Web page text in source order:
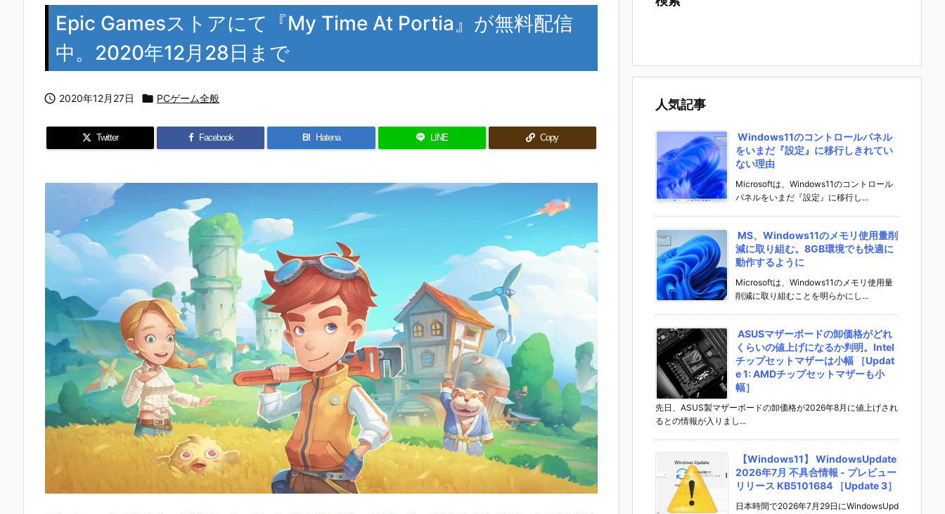
Epic Gamesストアにて『My Time At Portia』が無料配信
中。2020年12月28日まで
 2020年12月27日  PCゲーム全般
Twitter Facebook B! Hatena LINE Copy
人気記事
Windows11のコントロールパネル
をいまだ『設定』に移行しきれてい
ない理由
Microsoftは、Windows11のコントロール
パネルをいまだ『設定』に移行し...
MS、Windows11のメモリ使用量削
減に取り組む。8GB環境でも快適に
動作するように
Microsoftは、Windows11のメモリ使用量
削減に取り組むことを明らかにし...
ASUSマザーボードの卸価格がどれ
くらいの値上げになるか判明。Intel
チップセットマザーは小幅 ［Updat
e 1: AMDチップセットマザーも小
幅］
先日、ASUS製マザーボードの卸価格が2026年8月に値上げされ
るとの情報が入りまし...
【Windows11】 WindowsUpdate
2026年7月 不具合情報 - プレビュー
リリース KB5101684 ［Update 3］
日本時間で2026年7月29日にWindowsUpd